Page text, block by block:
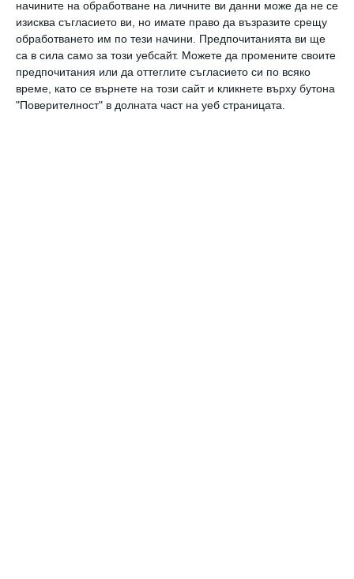
начините на обработване на личните ви данни може да не се
изисква съгласието ви, но имате право да възразите срещу
обработването им по тези начини. Предпочитанията ви ще
са в сила само за този уебсайт. Можете да промените своите
предпочитания или да оттеглите съгласието си по всяко
време, като се върнете на този сайт и кликнете върху бутона
"Поверителност" в долната част на уеб страницата.
NOVA
. Ще се излъчва веднъж седмично, всеки петък, и ще
покаже 12 епизода.
господинморетокриминалнакомедиякалинврачански